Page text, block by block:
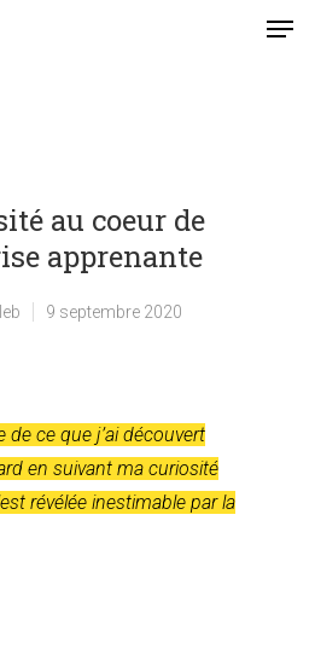
au coeur de
apprenante
9 septembre 2020
de ce que j’ai découvert
en suivant ma curiosité
révélée inestimable par la